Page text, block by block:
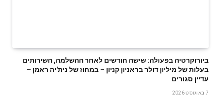
ביורוקרטיה בפעולה: שישה חודשים לאחר ההשלמה, השירותים
בעלות של מיליון דולר בראניון קניון – במחוז של נית'יה ראמן –
עדיין סגורים
7 באוגוסט 2026